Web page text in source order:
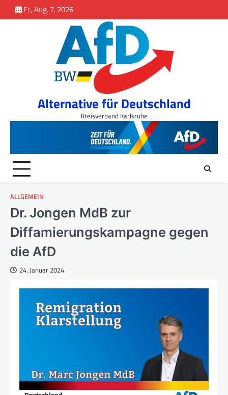
springen
to
Fr., Aug. 7, 2026
Alternative für Deutschland
Kreisverband Karlsruhe
ALLGEMEIN
Dr. Jongen MdB zur
Diffamierungskampagne gegen
die AfD
24. Januar 2024